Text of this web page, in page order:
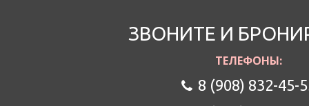
ЗВОНИТЕ И
ТЕЛЕФОНЫ:
8 (908) 832-45-